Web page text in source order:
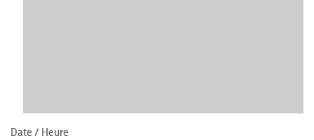
Date / Heure